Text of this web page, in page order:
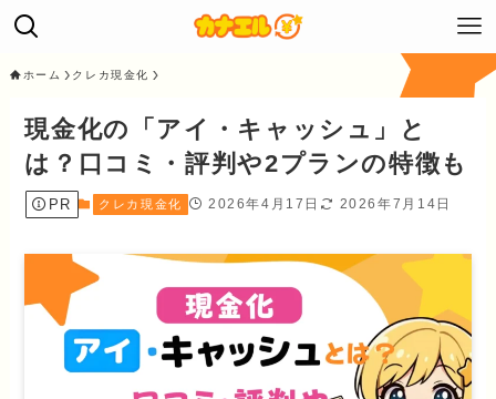
ホーム クレカ現金化
現金化の「アイ・キャッシュ」と
は？口コミ・評判や2プランの特徴も
PR クレカ現金化 2026年4月17日 2026年7月14日